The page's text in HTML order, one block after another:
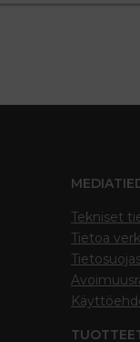
Tekniset
Tietoa